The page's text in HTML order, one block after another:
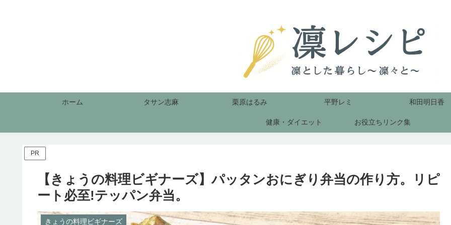
ホーム タサン志麻 栗原はるみ 平野レミ 和田明日香
健康・ダイエット お役立ちリンク集
PR
【きょうの料理ビギナーズ】パッタンおにぎり弁当の作り方。リピ
ート必至!テッパン弁当。
きょうの料理ビギナーズ